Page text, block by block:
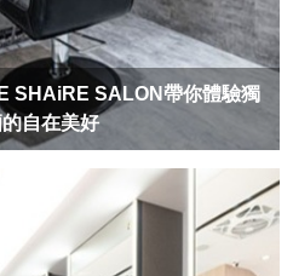
SHAiRE SALON帶你體驗獨
自在美好